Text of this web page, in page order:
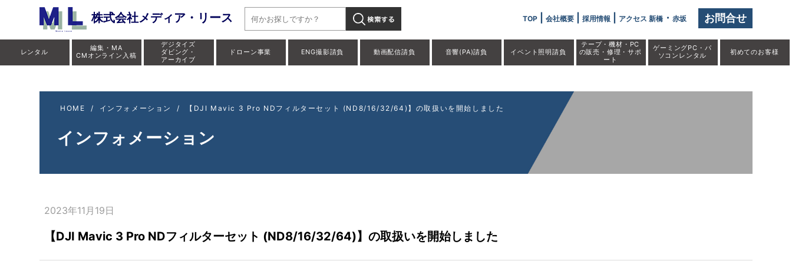
【DJI Mavic 3 Pro NDフィルターセット (ND8/16/32/64)】の取扱いを開始しました」" />
株式会社メディア・リース お問合せ
TOP| 会社概要| 採用情報 アクセス 新橋・ 赤坂
レンタル
編集・MA
CMオンライン入稿
デジタイズ
ダビング・
アーカイブ
ドローン事業 ENG撮影請負 動画配信請負 音響(PA)請負 イベント照明請負
テープ・機材・PC
の販売・修理・サポ
ート
ゲーミングPC・パ
ソコンレンタル
初めてのお客様
HOME / インフォメーション / 【DJI Mavic 3 Pro NDフィルターセット (ND8/16/32/64)】の取扱いを開始しました
インフォメーション
2023年11月19日
【DJI Mavic 3 Pro NDフィルターセット (ND8/16/32/64)】の取扱いを開始しました